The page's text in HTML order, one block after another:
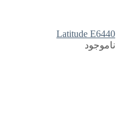
Latitude E6440
ناموجود